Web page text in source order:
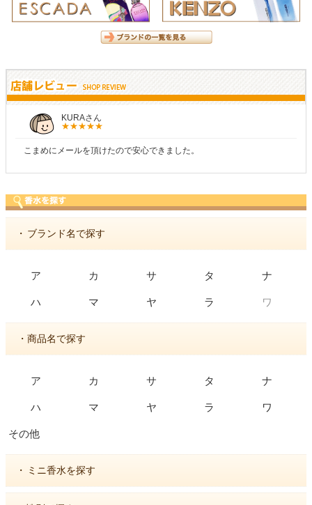
KURAさん
こまめにメールを頂けたので安心できました。
・ ブランド名で探す
ア カ サ タ ナ
ハ マ ヤ ラ ワ
・商品名で探す
ア カ サ タ ナ
ハ マ ヤ ラ ワ
その他
・ ミニ香水を探す